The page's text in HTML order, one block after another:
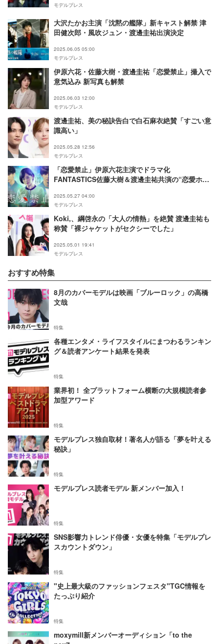
モデルプレス
大沢たかお主演「沈黙の艦隊」新キャスト解禁 津
田健次郎・風吹ジュン・渡邊圭祐出演決定
2025.06.05 05:00
モデルプレス
伊原六花・佐藤大樹・渡邊圭祐「恋愛禁止」撮入で
意気込み 新写真も解禁
2025.06.03 12:00
モデルプレス
渡邊圭祐、美の秘訣告白で白石麻衣絶賛「すごい意
識高い」
2025.05.28 12:56
モデルプレス
「恋愛禁止」伊原六花主演でドラマ化
FANTASTICS佐藤大樹＆渡邊圭祐共演の“恋愛ホラ
2025.05.27 04:00
モデルプレス
Koki,、綱啓永の「大人の情熱」を絶賛 渡邊圭祐も
称賛「裸ジャケットがセクシーでした」
2025.05.01 19:41
モデルプレス
おすすめ特集
8月のカバーモデルは映画「ブルーロック」の高橋
文哉
特集
各種エンタメ・ライフスタイルにまつわるランキン
グ＆読者アンケート結果を発表
特集
業界初！ 全プラットフォーム横断の大規模読者参
加型アワード
特集
モデルプレス独自取材！著名人が語る「夢を叶える
秘訣」
特集
モデルプレス読者モデル 新メンバー加入！
特集
SNS影響力トレンド俳優・女優を特集「モデルプレ
スカウントダウン」
特集
"史上最大級のファッションフェスタ"TGC情報を
たっぷり紹介
特集
moxymill新メンバーオーディション「to the